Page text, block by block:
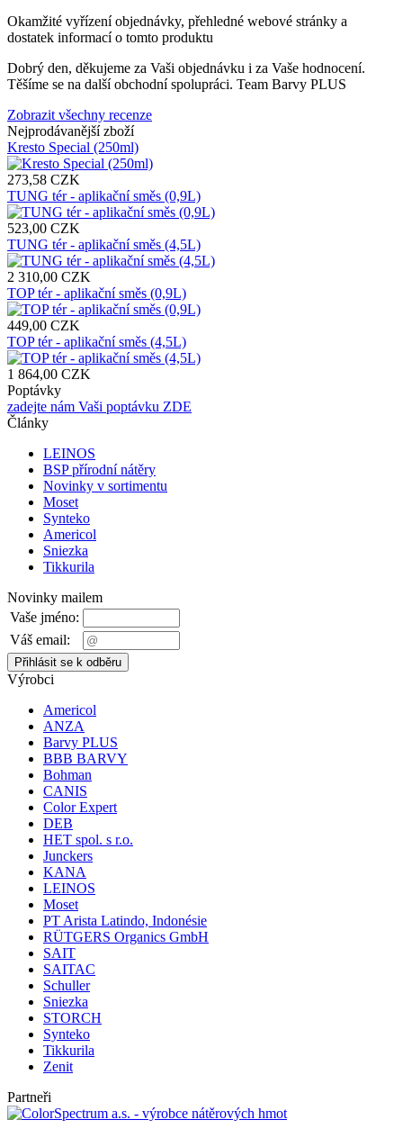
Okamžité vyřízení objednávky, přehledné webové stránky a
dostatek informací o tomto produktu
Dobrý den, děkujeme za Vaši objednávku i za Vaše hodnocení.
Těšíme se na další obchodní spolupráci. Team Barvy PLUS
Zobrazit všechny recenze
Nejprodávanější zboží
Kresto Special (250ml)
273,58 CZK
TUNG tér - aplikační směs (0,9L)
523,00 CZK
TUNG tér - aplikační směs (4,5L)
2 310,00 CZK
TOP tér - aplikační směs (0,9L)
449,00 CZK
TOP tér - aplikační směs (4,5L)
1 864,00 CZK
Poptávky
zadejte nám Vaši poptávku ZDE
Články
LEINOS
BSP přírodní nátěry
Novinky v sortimentu
Moset
Synteko
Americol
Sniezka
Tikkurila
Novinky mailem
Vaše jméno:
Váš email:
Výrobci
Americol
ANZA
Barvy PLUS
BBB BARVY
Bohman
CANIS
Color Expert
DEB
HET spol. s r.o.
Junckers
KANA
LEINOS
Moset
PT Arista Latindo, Indonésie
RÜTGERS Organics GmbH
SAIT
SAITAC
Schuller
Sniezka
STORCH
Synteko
Tikkurila
Zenit
Partneři